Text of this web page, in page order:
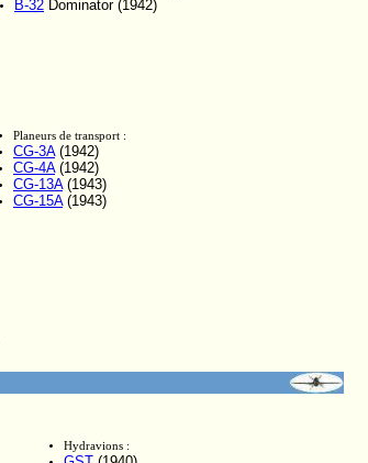
B-32 Dominator (1942)
Planeurs de transport :
CG-3A(1942)
CG-4A(1942)
CG-13A(1943)
CG-15A(1943)
Hydravions :